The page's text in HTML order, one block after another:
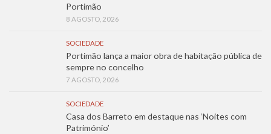
Portimão
8 AGOSTO, 2026
SOCIEDADE
Portimão lança a maior obra de habitação pública de
sempre no concelho
7 AGOSTO, 2026
SOCIEDADE
Casa dos Barreto em destaque nas ‘Noites com
Património’